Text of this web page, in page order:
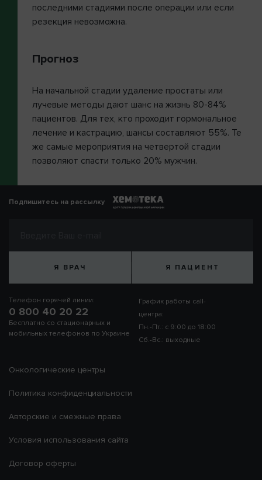
последними стадиями после операции или если
резекция невозможна.
Прогноз
На начальной стадии удаление простаты или
лучевые методы дают шанс на жизнь 80-84%
пациентов. Для тех, кто проходит гормональное
лечение и кастрацию, шансы составляют 55%. Те
же самые мероприятия на четвертой стадии
позволяют спасти только 20% мужчин.
Подпишитесь на рассылку
Я ВРАЧ Я ПАЦИЕНТ
Телефон горячей линии:
0 800 40 20 22
Бесплатно со стационарных и
мобильных телефонов по Украине
График работы call-
центра:
Пн.-Пт.: с 9:00 до 18:00
Сб.-Вс.: выходные
Онкологические центры
Политика конфиденциальности
Авторские и смежные права
Условия использования сайта
Договор оферты